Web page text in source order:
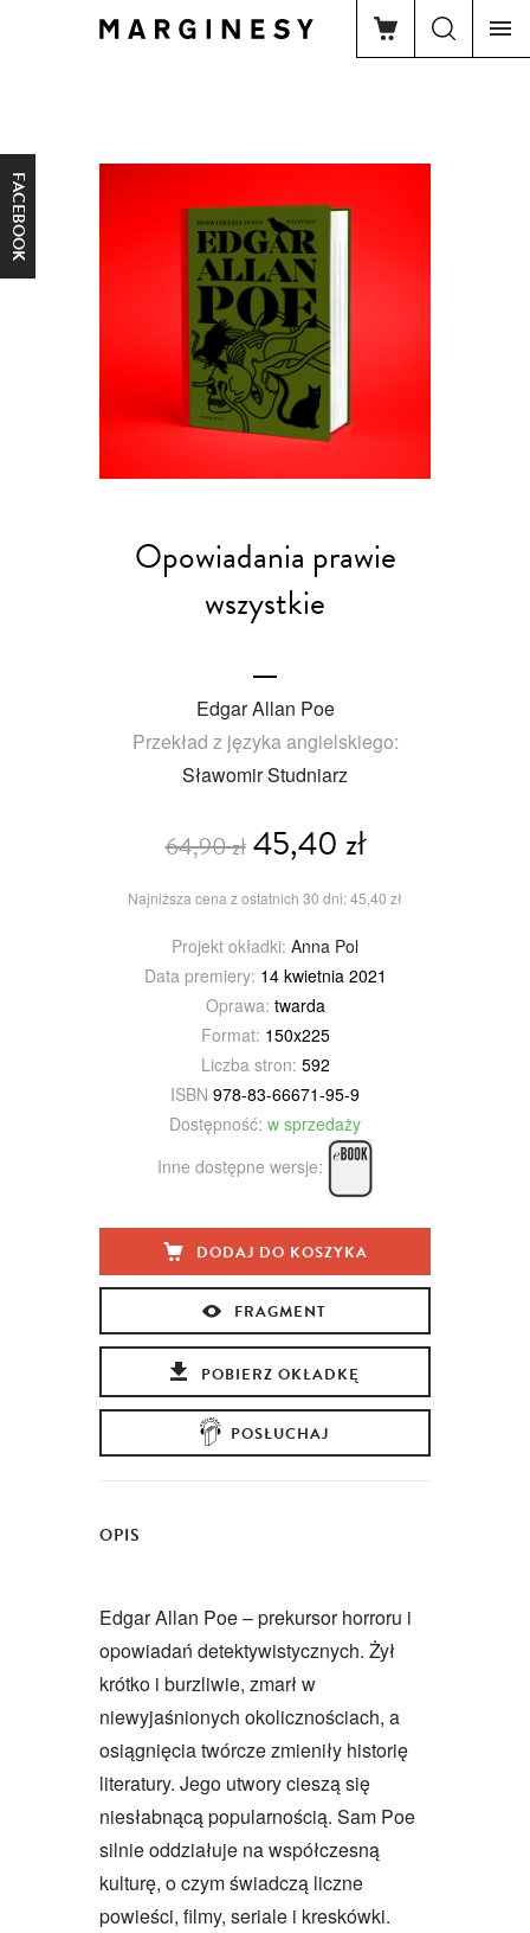
FACEBOOK
Opowiadania prawie
wszystkie
Edgar Allan Poe
Przekład z języka angielskiego:
Sławomir Studniarz
64,90 zł45,40 zł
Najniższa cena z ostatnich 30 dni: 45,40 zł
Projekt okładki: Anna Pol
Data premiery: 14 kwietnia 2021
Oprawa: twarda
Format: 150x225
Liczba stron: 592
ISBN 978-83-66671-95-9
Dostępność: w sprzedaży
Inne dostępne wersje:
DODAJ DO KOSZYKA
FRAGMENT
POBIERZ OKŁADKĘ
POSŁUCHAJ
OPIS
Edgar Allan Poe – prekursor horroru i
opowiadań detektywistycznych. Żył
krótko i burzliwie, zmarł w
niewyjaśnionych okolicznościach, a
osiągnięcia twórcze zmieniły historię
literatury. Jego utwory cieszą się
niesłabnącą popularnością. Sam Poe
silnie oddziałuje na współczesną
kulturę, o czym świadczą liczne
powieści, filmy, seriale i kreskówki.